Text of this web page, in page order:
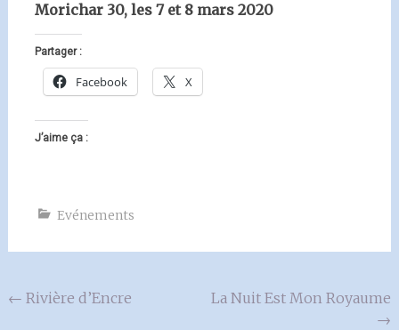
Morichar 30, les 7 et 8 mars 2020
Partager :
Facebook X
J’aime ça :
Evénements
Navigation
← Rivière d’Encre
La Nuit Est Mon Royaume
→